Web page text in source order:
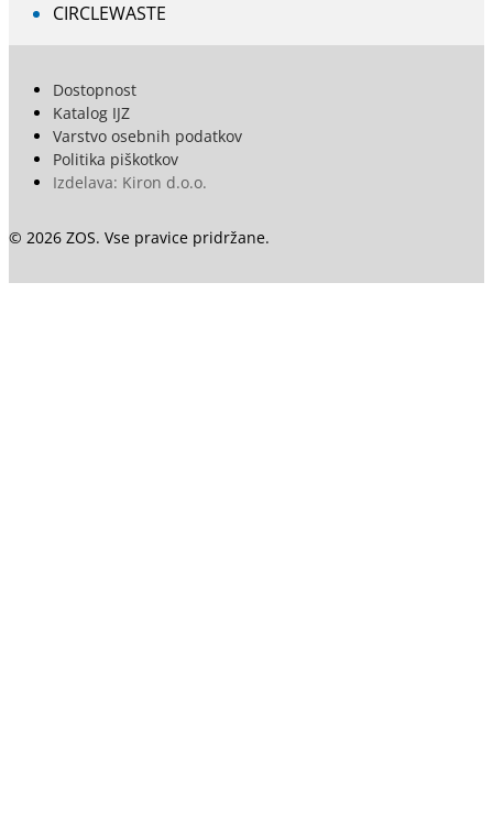
CIRCLEWASTE
© 2026 ZOS. Vse pravice pridržane.
Dostopnost
Katalog IJZ
Varstvo osebnih podatkov
Politika piškotkov
Izdelava: Kiron d.o.o.